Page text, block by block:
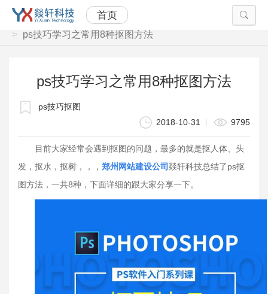
首页
当前位置： 首页
技术部落
ps技巧学习之常用8种抠图方法
ps技巧学习之常用8种抠图方法
ps技巧抠图
2018-10-31
9795
目前大家经常会遇到抠图的问题，最多的就是抠人体、头
发，抠水，抠树，，， 郑州网站建设公司 燚轩科技总结了ps抠
图方法，一共8种，下面详细的跟大家分享一下。